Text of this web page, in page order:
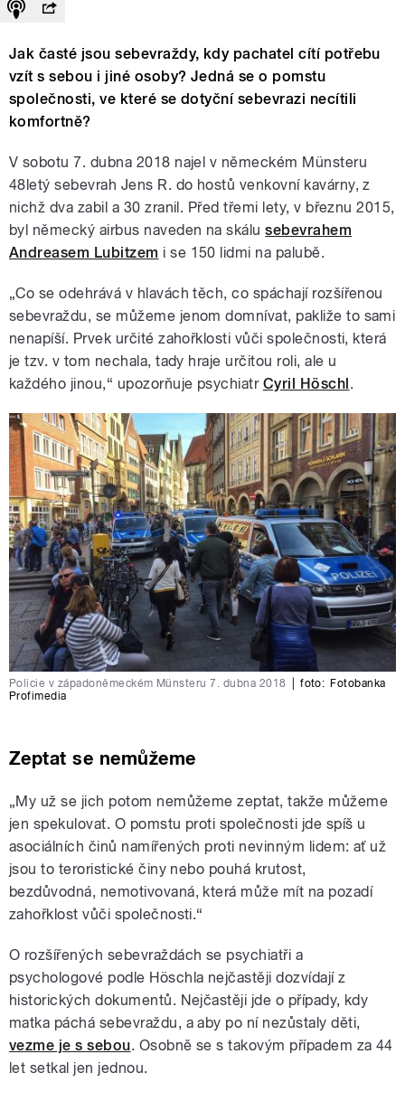
Jak časté jsou sebevraždy, kdy pachatel cítí potřebu
vzít s sebou i jiné osoby? Jedná se o pomstu
společnosti, ve které se dotyční sebevrazi necítili
komfortně?
V sobotu 7. dubna 2018 najel v německém Münsteru
48letý sebevrah Jens R. do hostů venkovní kavárny, z
nichž dva zabil a 30 zranil. Před třemi lety, v březnu 2015,
byl německý airbus naveden na skálusebevrahem
Andreasem Lubitzem i se 150 lidmi na palubě.
„Co se odehrává v hlavách těch, co spáchají rozšířenou
sebevraždu, se můžeme jenom domnívat, pakliže to sami
nenapíší. Prvek určité zahořklosti vůči společnosti, která
je tzv. v tom nechala, tady hraje určitou roli, ale u
každého jinou,“ upozorňuje psychiatr Cyril Höschl .
Policie v západoněmeckém Münsteru 7. dubna 2018 foto: Fotobanka
Profimedia
Zeptat se nemůžeme
„My už se jich potom nemůžeme zeptat, takže můžeme
jen spekulovat. O pomstu proti společnosti jde spíš u
asociálních činů namířených proti nevinným lidem: ať už
jsou to teroristické činy nebo pouhá krutost,
bezdůvodná, nemotivovaná, která může mít na pozadí
zahořklost vůči společnosti.“
O rozšířených sebevraždách se psychiatři a
psychologové podle Höschla nejčastěji dozvídají z
historických dokumentů. Nejčastěji jde o případy, kdy
matka páchá sebevraždu, a aby po ní nezůstaly děti,
vezme je s sebou. Osobně se s takovým případem za 44
let setkal jen jednou.